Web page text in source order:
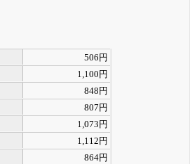
506円
1,100円
848円
807円
1,073円
1,112円
864円